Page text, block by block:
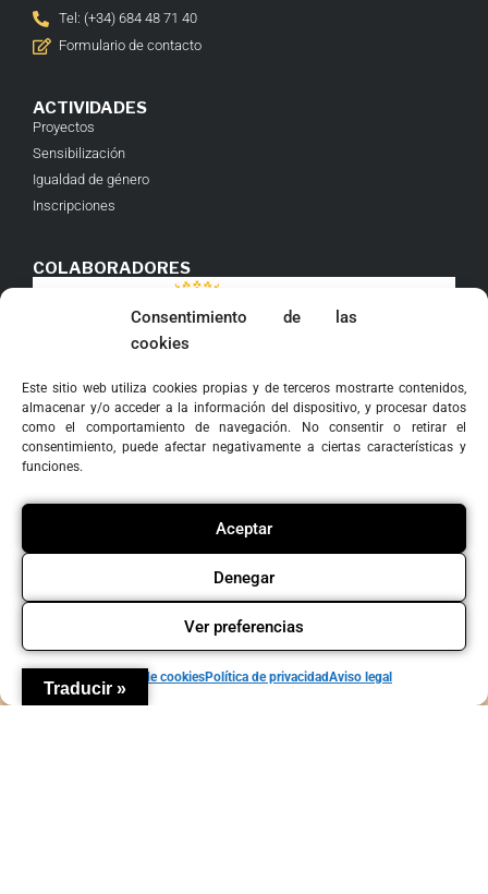
Consentimiento de las
cookies
Este sitio web utiliza cookies propias y de terceros mostrarte contenidos,
almacenar y/o acceder a la información del dispositivo, y procesar datos
como el comportamiento de navegación. No consentir o retirar el
consentimiento, puede afectar negativamente a ciertas características y
funciones.
Aceptar
Denegar
Ver preferencias
Política de cookiesPolítica de privacidadAviso legal
Tel: (+34) 684 48 71 40
Formulario de contacto
ACTIVIDADES
Proyectos
Sensibilización
Igualdad de género
Inscripciones
COLABORADORES
Copyright © La Candela Teatro y Comunidad
Traducir »